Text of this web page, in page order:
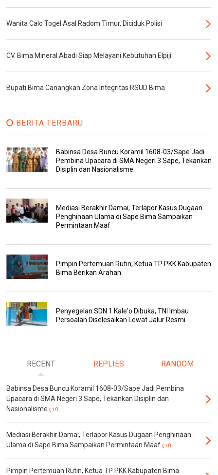
Wanita Calo Togel Asal Radom Timur, Diciduk Polisi
CV. Bima Mineral Abadi Siap Melayani Kebutuhan Elpiji
Bupati Bima Canangkan Zona Integritas RSUD Bima
BERITA TERBARU
Babinsa Desa Buncu Koramil 1608-03/Sape Jadi
Pembina Upacara di SMA Negeri 3 Sape, Tekankan
Disiplin dan Nasionalisme
Mediasi Berakhir Damai, Terlapor Kasus Dugaan
Penghinaan Ulama di Sape Bima Sampaikan
Permintaan Maaf
Pimpin Pertemuan Rutin, Ketua TP PKK Kabupaten
Bima Berikan Arahan
Penyegelan SDN 1 Kale'o Dibuka, TNI Imbau
Persoalan Diselesaikan Lewat Jalur Resmi
RECENT REPLIES RANDOM
Babinsa Desa Buncu Koramil 1608-03/Sape Jadi Pembina
Upacara di SMA Negeri 3 Sape, Tekankan Disiplin dan
Nasionalisme
0
Mediasi Berakhir Damai, Terlapor Kasus Dugaan Penghinaan
Ulama di Sape Bima Sampaikan Permintaan Maaf
0
Pimpin Pertemuan Rutin, Ketua TP PKK Kabupaten Bima